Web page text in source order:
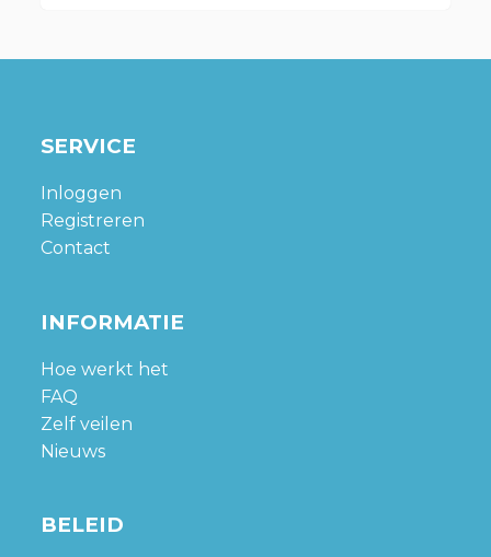
SERVICE
Inloggen
Registreren
Contact
INFORMATIE
Hoe werkt het
FAQ
Zelf veilen
Nieuws
BELEID